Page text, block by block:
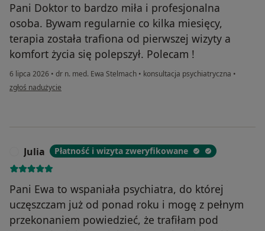
Pani Doktor to bardzo miła i profesjonalna
osoba. Bywam regularnie co kilka miesięcy,
terapia została trafiona od pierwszej wizyty a
komfort życia się polepszył. Polecam !
6 lipca 2026 • dr n. med. Ewa Stelmach • konsultacja psychiatryczna •
w opinii użytkownika RS
zgłoś nadużycie
Julia Płatność i wizyta zweryfikowane
Pani Ewa to wspaniała psychiatra, do której
uczęszczam już od ponad roku i mogę z pełnym
przekonaniem powiedzieć, że trafiłam pod